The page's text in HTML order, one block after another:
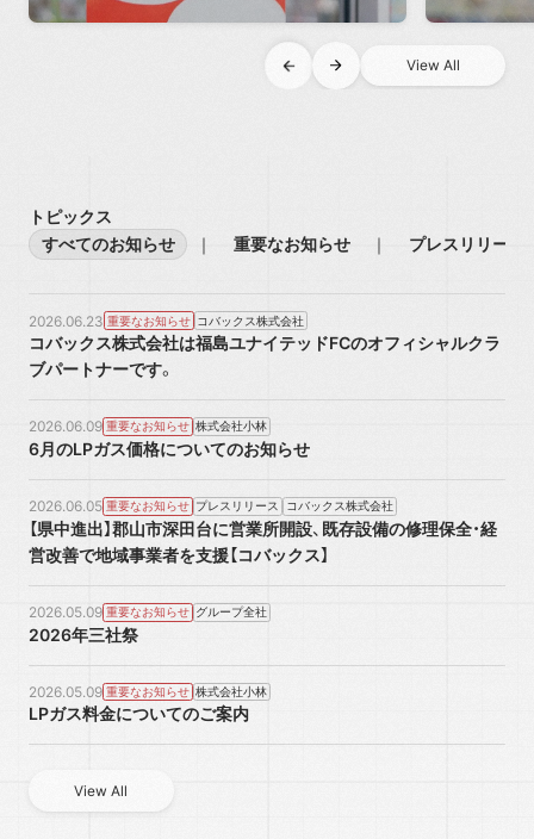
View All
View All
トピックス
すべてのお知らせ
重要なお知らせ プレスリリース
2026.06.23 重要なお知らせ コバックス株式会社
コバックス株式会社は福島ユナイテッドFCのオフィシャルクラ
ブパートナーです。
2026.06.09 重要なお知らせ 株式会社小林
6月のLPガス価格についてのお知らせ
2026.06.05 重要なお知らせ プレスリリース コバックス株式会社
【県中進出】郡山市深田台に営業所開設、既存設備の修理保全・経
営改善で地域事業者を支援【コバックス】
2026.05.09 重要なお知らせ グループ全社
2026年三社祭
2026.05.09 重要なお知らせ 株式会社小林
LPガス料金についてのご案内
View All
View All